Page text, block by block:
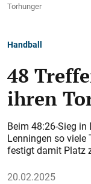
Torhunger
Handball
48
ihren
Beim 48:26-Sieg in
Lenningen so viele
festigt damit Platz
20.02.2025